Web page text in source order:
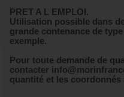
PRET A L EMPLOI.
Utilisation possible dans
grande contenance de
exemple.
Pour toute demande de
contacter
quantité et les